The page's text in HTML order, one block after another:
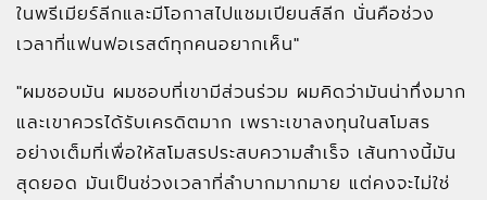
ในพรีเมียร์ลีกและมีโอกาสไปแชมเปียนส์ลีก นั่นคือช่วง
เวลาที่แฟนฟอเรสต์ทุกคนอยากเห็น"
"ผมชอบมัน ผมชอบที่เขามีส่วนร่วม ผมคิดว่ามันน่าทึ่งมาก
และเขาควรได้รับเครดิตมาก เพราะเขาลงทุนในสโมสร
อย่างเต็มที่เพื่อให้สโมสรประสบความสำเร็จ เส้นทางนี้มัน
สุดยอด มันเป็นช่วงเวลาที่ลำบากมากมาย แต่คงจะไม่ใช่